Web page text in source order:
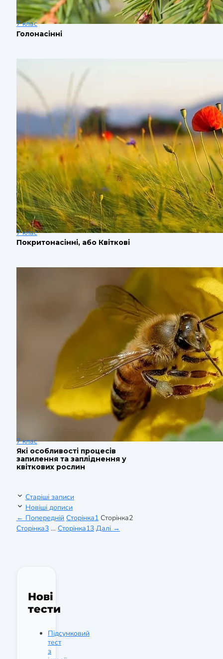
7 клас
Голонасінні
7 клас
Покритонасінні, або Квіткові
7 клас
Які особливості процесів
запилення та запліднення у
квіткових рослин
Старіші записи
Новіші дописи
← Попередній Сторінка1 Сторінка2
Сторінка3 … Сторінка13 Далі →
Нові
тести
Підсумковий
тест
з